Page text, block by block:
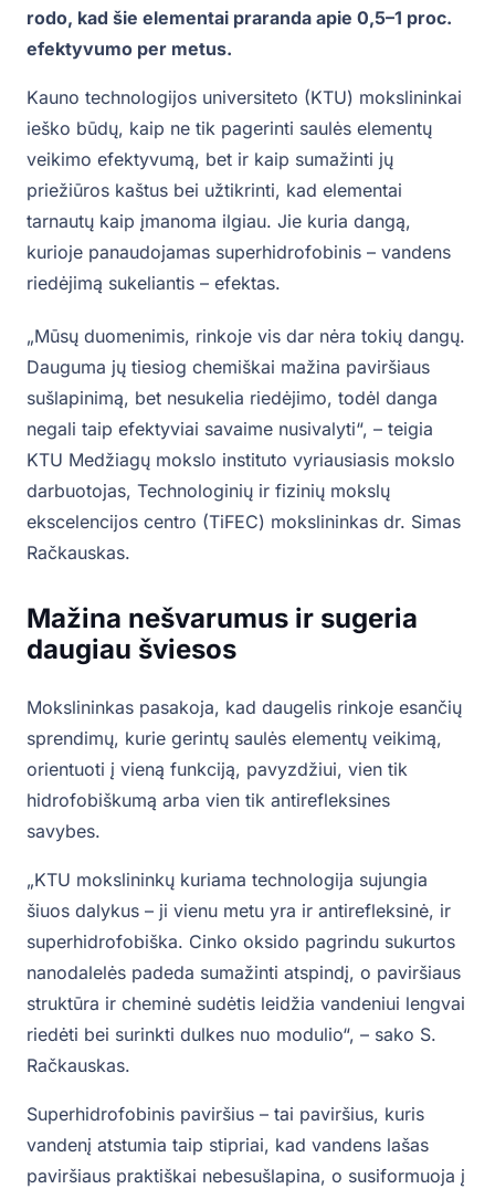
rodo, kad šie elementai praranda apie 0,5–1 proc.
efektyvumo per metus.
Kauno technologijos universiteto (KTU) mokslininkai
ieško būdų, kaip ne tik pagerinti saulės elementų
veikimo efektyvumą, bet ir kaip sumažinti jų
priežiūros kaštus bei užtikrinti, kad elementai
tarnautų kaip įmanoma ilgiau. Jie kuria dangą,
kurioje panaudojamas superhidrofobinis – vandens
riedėjimą sukeliantis – efektas.
„Mūsų duomenimis, rinkoje vis dar nėra tokių dangų.
Dauguma jų tiesiog chemiškai mažina paviršiaus
sušlapinimą, bet nesukelia riedėjimo, todėl danga
negali taip efektyviai savaime nusivalyti“, – teigia
KTU Medžiagų mokslo instituto vyriausiasis mokslo
darbuotojas, Technologinių ir fizinių mokslų
ekscelencijos centro (TiFEC) mokslininkas dr. Simas
Račkauskas.
Mažina nešvarumus ir sugeria
daugiau šviesos
Mokslininkas pasakoja, kad daugelis rinkoje esančių
sprendimų, kurie gerintų saulės elementų veikimą,
orientuoti į vieną funkciją, pavyzdžiui, vien tik
hidrofobiškumą arba vien tik antirefleksines
savybes.
„KTU mokslininkų kuriama technologija sujungia
šiuos dalykus – ji vienu metu yra ir antirefleksinė, ir
superhidrofobiška. Cinko oksido pagrindu sukurtos
nanodalelės padeda sumažinti atspindį, o paviršiaus
struktūra ir cheminė sudėtis leidžia vandeniui lengvai
riedėti bei surinkti dulkes nuo modulio“, – sako S.
Račkauskas.
Superhidrofobinis paviršius – tai paviršius, kuris
vandenį atstumia taip stipriai, kad vandens lašas
paviršiaus praktiškai nebesušlapina, o susiformuoja į